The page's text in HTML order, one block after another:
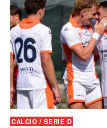
CALCIO / SERIE D